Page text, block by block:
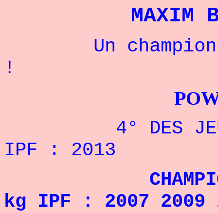
MAXIM
Un champion
!
4° DES JEUX
IPF : 2013
CHAMPION DU
kg IPF : 2007 2009